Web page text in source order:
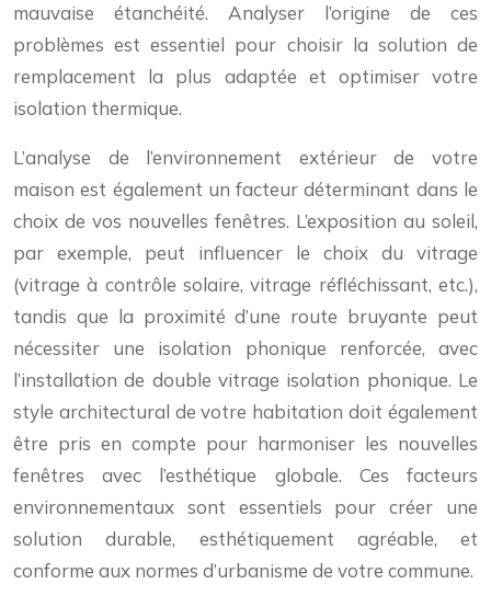
mauvaise étanchéité. Analyser l’origine de ces
problèmes est essentiel pour choisir la solution de
remplacement la plus adaptée et optimiser votre
isolation thermique.
L’analyse de l’environnement extérieur de votre
maison est également un facteur déterminant dans le
choix de vos nouvelles fenêtres. L’exposition au soleil,
par exemple, peut influencer le choix du vitrage
(vitrage à contrôle solaire, vitrage réfléchissant, etc.),
tandis que la proximité d’une route bruyante peut
nécessiter une isolation phonique renforcée, avec
l’installation de double vitrage isolation phonique. Le
style architectural de votre habitation doit également
être pris en compte pour harmoniser les nouvelles
fenêtres avec l’esthétique globale. Ces facteurs
environnementaux sont essentiels pour créer une
solution durable, esthétiquement agréable, et
conforme aux normes d’urbanisme de votre commune.